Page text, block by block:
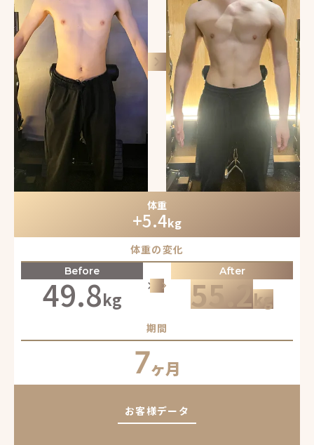
keyboard_arrow_right
体重
+5.4kg
体重の変化
Before
49.8kg
keyboard_arrow_right keyboard_arrow_rightkeyboard_arrow_right
After
55.2kg
期間
7ヶ月
お客様データ